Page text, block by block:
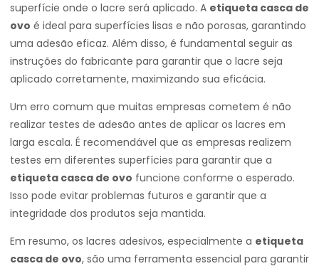
superfície onde o lacre será aplicado. A etiqueta casca de
ovo é ideal para superfícies lisas e não porosas, garantindo
uma adesão eficaz. Além disso, é fundamental seguir as
instruções do fabricante para garantir que o lacre seja
aplicado corretamente, maximizando sua eficácia.
Um erro comum que muitas empresas cometem é não
realizar testes de adesão antes de aplicar os lacres em
larga escala. É recomendável que as empresas realizem
testes em diferentes superfícies para garantir que a
etiqueta casca de ovo funcione conforme o esperado.
Isso pode evitar problemas futuros e garantir que a
integridade dos produtos seja mantida.
Em resumo, os lacres adesivos, especialmente a etiqueta
casca de ovo, são uma ferramenta essencial para garantir